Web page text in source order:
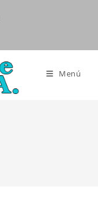
Menú